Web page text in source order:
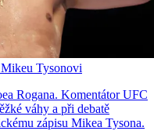
Tysonovi
Rogana. Komentátor UFC
váhy a při debatě
zápisu Mikea Tysona.